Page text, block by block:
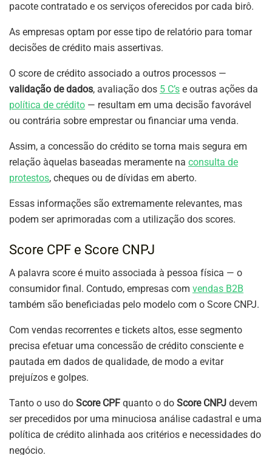
pacote contratado e os serviços oferecidos por cada birô.
As empresas optam por esse tipo de relatório para tomar
decisões de crédito mais assertivas.
O score de crédito associado a outros processos —
validação de dados, avaliação dos 5 C’s e outras ações da
política de crédito — resultam em uma decisão favorável
ou contrária sobre emprestar ou financiar uma venda.
Assim, a concessão do crédito se torna mais segura em
relação àquelas baseadas meramente na consulta de
protestos, cheques ou de dívidas em aberto.
Essas informações são extremamente relevantes, mas
podem ser aprimoradas com a utilização dos scores.
Score CPF e Score CNPJ
A palavra score é muito associada à pessoa física — o
consumidor final. Contudo, empresas com vendas B2B
também são beneficiadas pelo modelo com o Score CNPJ.
Com vendas recorrentes e tickets altos, esse segmento
precisa efetuar uma concessão de crédito consciente e
pautada em dados de qualidade, de modo a evitar
prejuízos e golpes.
Tanto o uso do Score CPF quanto o do Score CNPJ devem
ser precedidos por uma minuciosa análise cadastral e uma
política de crédito alinhada aos critérios e necessidades do
negócio.